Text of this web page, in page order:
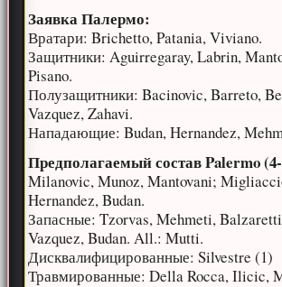
Заявка Палермо:
Вратари: Brichetto, Patania, Viviano.
Защитники: Aguirregaray, Labrin,
Pisano.
Полузащитники: Bacinovic, Barreto,
Vazquez, Zahavi.
Нападающие: Budan, Hernandez,
Предполагаемый состав Palermo
Milanovic, Munoz, Mantovani;
Hernandez, Budan.
Запасные: Tzorvas, Mehmeti,
Vazquez, Budan. All.: Mutti.
Дисквалифицированные: Silvestre (1)
Травмированные: Della Rocca, Ilicic,